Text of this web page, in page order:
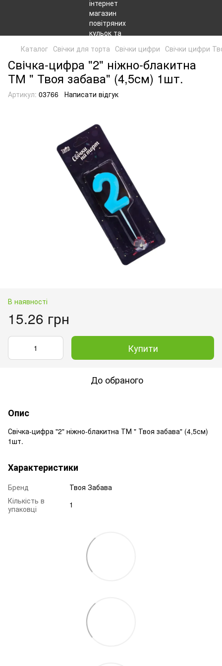
Каталог Свічки для торта Свічки цифри Свічки цифри
Свічка-цифра "2" ніжно-блакитна
ТМ " Твоя забава" (4,5см) 1шт.
Артикул: 03766 Написати відгук
В наявності
15.26 грн
Купити
До обраного
Опис
Свічка-цифра "2" ніжно-блакитна ТМ " Твоя забава" (4,5см)
1шт.
Характеристики
Бренд
Твоя Забава
Кількість в
упаковці
1